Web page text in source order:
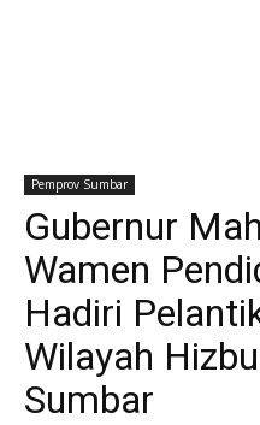
Pemprov Sumbar
Gubernur
Wamen
Hadiri
Wilayah
Sumbar